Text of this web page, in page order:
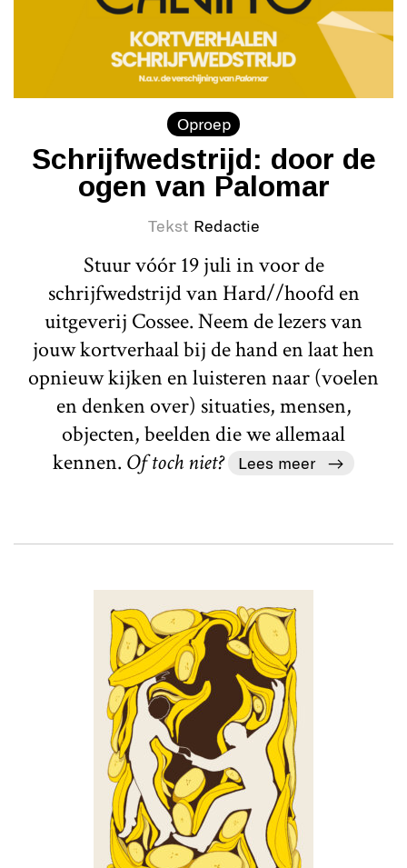
Oproep
Schrijfwedstrijd: door de
ogen van Palomar
Tekst Redactie
Stuur vóór 19 juli in voor de
schrijfwedstrijd van Hard//hoofd en
uitgeverij Cossee. Neem de lezers van
jouw kortverhaal bij de hand en laat hen
opnieuw kijken en luisteren naar (voelen
en denken over) situaties, mensen,
objecten, beelden die we allemaal
kennen. Of toch niet? Lees meer